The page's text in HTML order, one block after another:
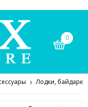
0
Лодки,